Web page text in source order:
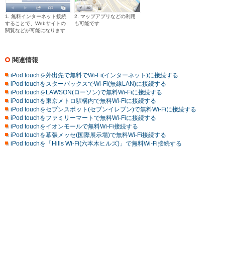
1. 無料インターネット接続
することで、Webサイトの
閲覧などが可能になります
2. マップアプリなどの利用
も可能です
関連情報
iPod touchを外出先で無料でWi-Fi(インターネット)に接続する
iPod touchをスターバックスでWi-Fi(無線LAN)に接続する
iPod touchをLAWSON(ローソン)で無料Wi-Fiに接続する
iPod touchを東京メトロ駅構内で無料Wi-Fiに接続する
iPod touchをセブンスポット(セブンイレブン)で無料Wi-Fiに接続する
iPod touchをファミリーマートで無料Wi-Fiに接続する
iPod touchをイオンモールで無料Wi-Fi接続する
iPod touchを幕張メッセ(国際展示場)で無料Wi-Fi接続する
iPod touchを「Hills Wi-Fi(六本木ヒルズ)」で無料Wi-Fi接続する